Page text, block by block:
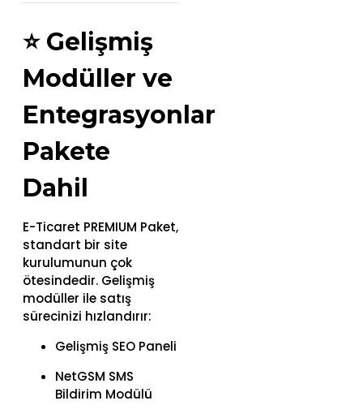
⭐ Gelişmiş
Modüller ve
Entegrasyonlar
Pakete
Dahil
E-Ticaret PREMIUM Paket,
standart bir site
kurulumunun çok
ötesindedir. Gelişmiş
modüller ile satış
sürecinizi hızlandırır:
Gelişmiş SEO Paneli
NetGSM SMS
Bildirim Modülü